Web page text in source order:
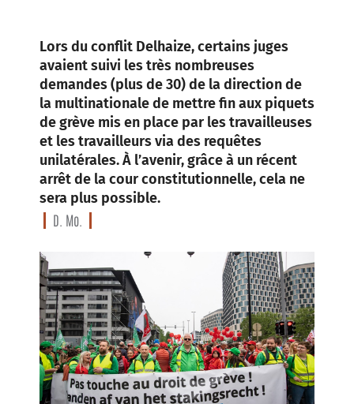
Lors du conflit Delhaize, certains juges
avaient suivi les très nombreuses
demandes (plus de 30) de la direction de
la multinationale de mettre fin aux piquets
de grève mis en place par les travailleuses
et les travailleurs via des requêtes
unilatérales. À l’avenir, grâce à un récent
arrêt de la cour constitutionnelle, cela ne
sera plus possible.
D. Mo.